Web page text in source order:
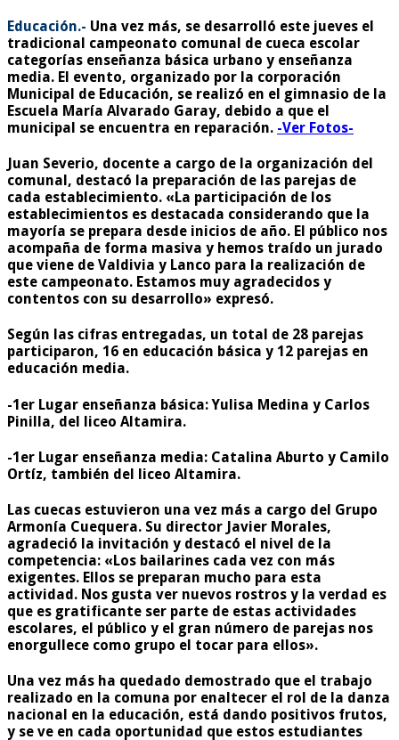
Educación.- Una vez más, se desarrolló este jueves el
tradicional campeonato comunal de cueca escolar
categorías enseñanza básica urbano y enseñanza
media. El evento, organizado por la corporación
Municipal de Educación, se realizó en el gimnasio de la
Escuela María Alvarado Garay, debido a que el
municipal se encuentra en reparación. -Ver Fotos-
Juan Severio, docente a cargo de la organización del
comunal, destacó la preparación de las parejas de
cada establecimiento. «La participación de los
establecimientos es destacada considerando que la
mayoría se prepara desde inicios de año. El público nos
acompaña de forma masiva y hemos traído un jurado
que viene de Valdivia y Lanco para la realización de
este campeonato. Estamos muy agradecidos y
contentos con su desarrollo» expresó.
Según las cifras entregadas, un total de 28 parejas
participaron, 16 en educación básica y 12 parejas en
educación media.
-1er Lugar enseñanza básica: Yulisa Medina y Carlos
Pinilla, del liceo Altamira.
-1er Lugar enseñanza media: Catalina Aburto y Camilo
Ortíz, también del liceo Altamira.
Las cuecas estuvieron una vez más a cargo del Grupo
Armonía Cuequera. Su director Javier Morales,
agradeció la invitación y destacó el nivel de la
competencia: «Los bailarines cada vez con más
exigentes. Ellos se preparan mucho para esta
actividad. Nos gusta ver nuevos rostros y la verdad es
que es gratificante ser parte de estas actividades
escolares, el público y el gran número de parejas nos
enorgullece como grupo el tocar para ellos».
Una vez más ha quedado demostrado que el trabajo
realizado en la comuna por enaltecer el rol de la danza
nacional en la educación, está dando positivos frutos,
y se ve en cada oportunidad que estos estudiantes